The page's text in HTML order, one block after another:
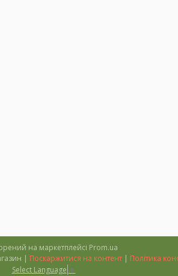
на маркетплейсі Prom.ua
''Тимофій'' християнський інтернет-магазин | Поскаржитися на контент | Політика
Select Language ▼